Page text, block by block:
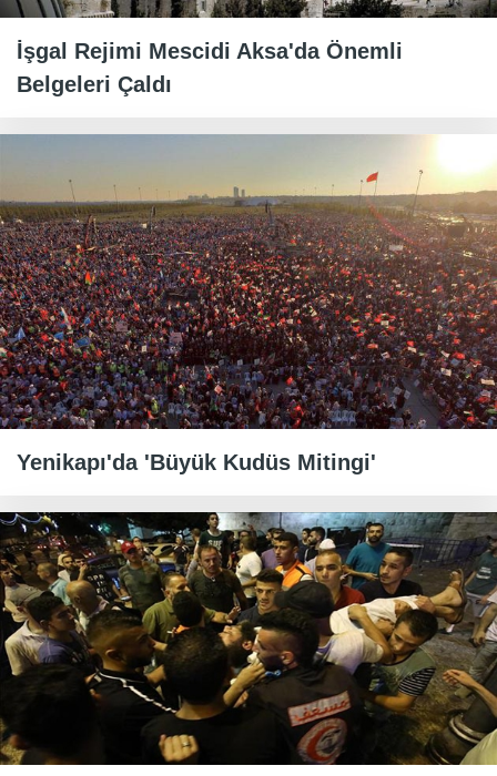
İşgal Rejimi Mescidi Aksa'da Önemli
Belgeleri Çaldı
Yenikapı'da 'Büyük Kudüs Mitingi'